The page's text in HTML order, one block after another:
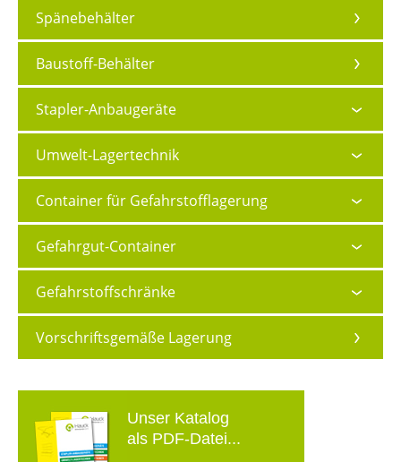
Spänebehälter
Baustoff-Behälter
Stapler-Anbaugeräte
Umwelt-Lagertechnik
Container für Gefahrstofflagerung
Gefahrgut-Container
Gefahrstoffschränke
Vorschriftsgemäße Lagerung
Unser Katalog
als PDF-Datei...